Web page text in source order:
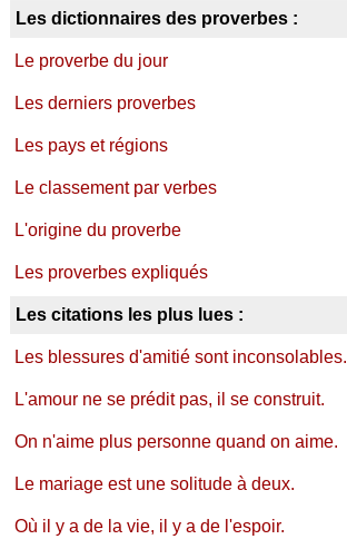
Les dictionnaires des proverbes :
Le proverbe du jour
Les derniers proverbes
Les pays et régions
Le classement par verbes
L'origine du proverbe
Les proverbes expliqués
Les citations les plus lues :
Les blessures d'amitié sont inconsolables.
L'amour ne se prédit pas, il se construit.
On n'aime plus personne quand on aime.
Le mariage est une solitude à deux.
Où il y a de la vie, il y a de l'espoir.